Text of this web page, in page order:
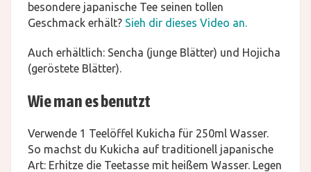
besondere japanische Tee seinen tollen
Geschmack erhält? Sieh dir dieses Video an.
Auch erhältlich: Sencha (junge Blätter) und Hojicha
(geröstete Blätter).
Wie man es benutzt
Verwende 1 Teelöffel Kukicha für 250ml Wasser.
So machst du Kukicha auf traditionell japanische
Art: Erhitze die Teetasse mit heißem Wasser. Legen